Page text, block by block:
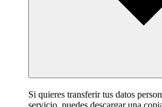
Si quieres transferir tus datos